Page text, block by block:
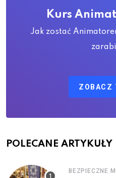
Kurs
Jak zostać
ZOBACZ
POLECANE ARTYKUŁY
BEZPIECZNE